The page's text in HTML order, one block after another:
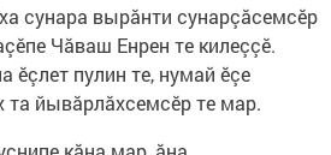
сунара вырăнти сунарçăсемсӗр
Чăваш Енрен те килеççӗ.
ӗçлет пулин те, нумай ӗçе
та йывăрлăхсемсӗр те мар.